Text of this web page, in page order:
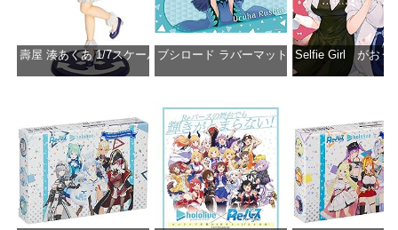
壽屋 湊あくあ 1/7スケール PVC製 塗装済み完成品フィギュア PP942
ブシロード ラバーマットコレクション
Selfie Girl がおう